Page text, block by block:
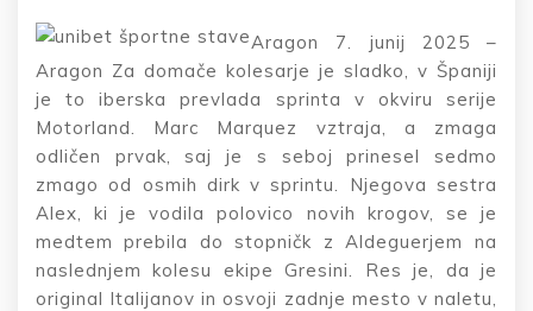
Aragon 7. junij 2025 –
Aragon Za domače kolesarje je sladko, v Španiji
je to iberska prevlada sprinta v okviru serije
Motorland. Marc Marquez vztraja, a zmaga
odličen prvak, saj je s seboj prinesel sedmo
zmago od osmih dirk v sprintu. Njegova sestra
Alex, ki je vodila polovico novih krogov, se je
medtem prebila do stopničk z Aldeguerjem na
naslednjem kolesu ekipe Gresini. Res je, da je
original Italijanov in osvoji zadnje mesto v naletu,